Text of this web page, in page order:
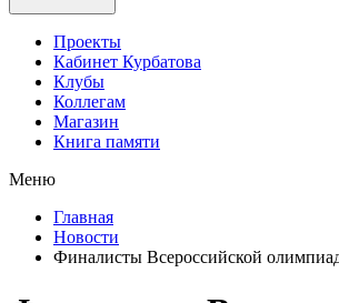
Проекты
Кабинет Курбатова
Клубы
Коллегам
Магазин
Книга памяти
Меню
Главная
Новости
Финалисты Всероссийской